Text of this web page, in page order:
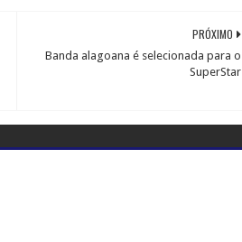
PRÓXIMO
Banda alagoana é selecionada para o
SuperStar